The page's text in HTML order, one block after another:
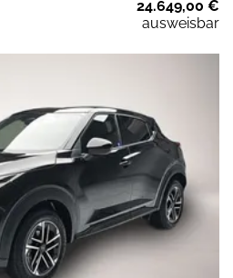
24.649,00 €
ausweisbar